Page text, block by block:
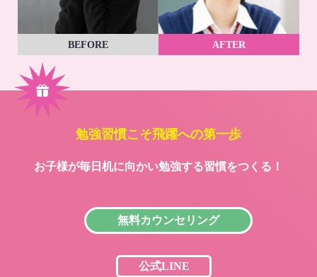
BEFORE AFTER
勉強習慣こそ飛躍への第一歩
お子様が毎日机に向かい勉強する習慣をつくる！
無料カウンセリング
公式LINE